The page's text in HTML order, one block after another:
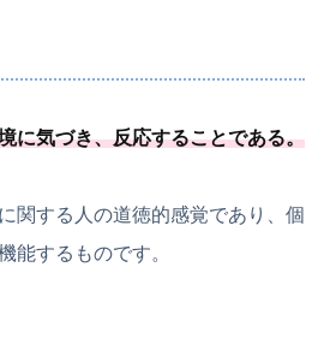
に気づき、反応することである。
関する人の道徳的感覚であり、個
能するものです。